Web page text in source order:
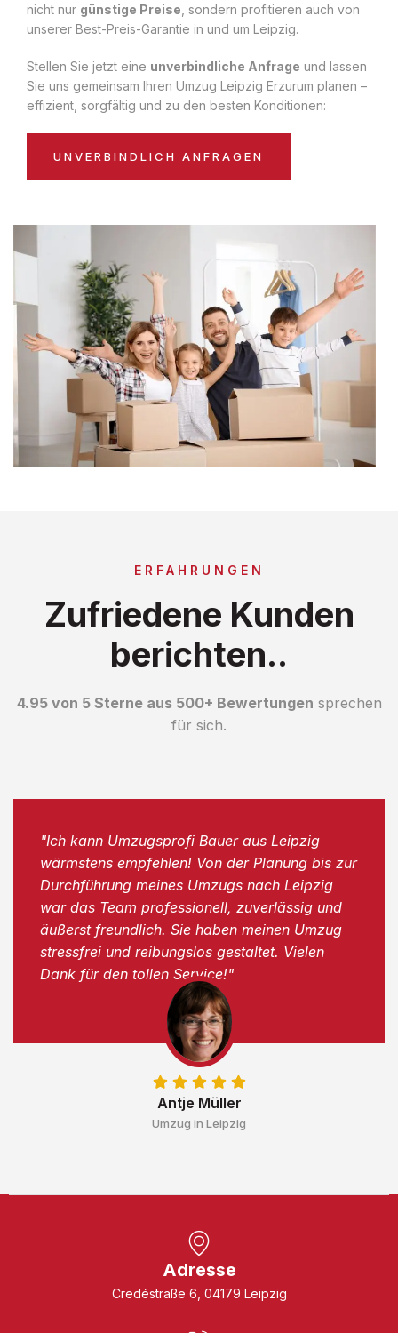
nicht nur günstige Preise , sondern profitieren auch von
unserer Best-Preis-Garantie in und um Leipzig.
Stellen Sie jetzt eine unverbindliche Anfrage und lassen
Sie uns gemeinsam Ihren Umzug Leipzig Erzurum planen –
effizient, sorgfältig und zu den besten Konditionen:
UNVERBINDLICH ANFRAGEN
ERFAHRUNGEN
Zufriedene Kunden
berichten..
4.95 von 5 Sterne aus 500+ Bewertungen sprechen
für sich.
Antje Müller
Umzug in Leipzig
"Ich kann Umzugsprofi Bauer aus Leipzig
wärmstens empfehlen! Von der Planung bis zur
Durchführung meines Umzugs nach Leipzig
war das Team professionell, zuverlässig und
äußerst freundlich. Sie haben meinen Umzug
stressfrei und reibungslos gestaltet. Vielen
Dank für den tollen Service!"
Adresse
Credéstraße 6, 04179 Leipzig